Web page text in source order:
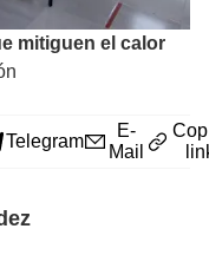
mitiguen el calor
Telegram
E-
Mail